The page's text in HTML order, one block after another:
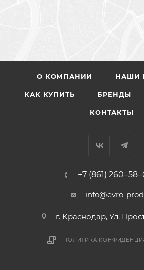
О КОМПАНИИ НАШИ
КАК КУПИТЬ БРЕНДЫ
КОНТАКТЫ
+7 (861)
info@evro-
г. Краснодар, ​Ул.
ПОЛИТИКА